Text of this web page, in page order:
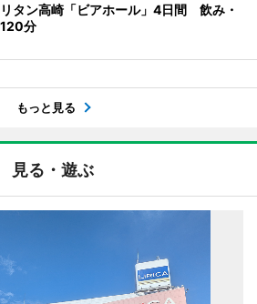
タン高崎「ビアホール」4日間 飲み・
分
もっと見る
見る・遊ぶ